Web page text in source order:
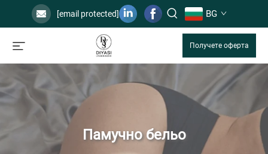
[email protected] BG
Получете оферта
Памучно бельо